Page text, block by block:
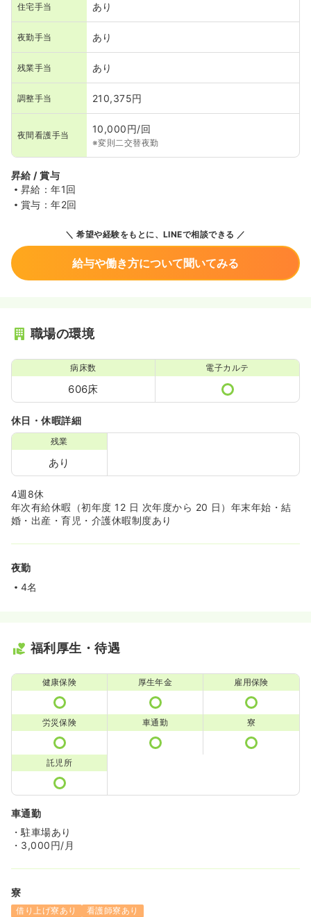
住宅手当 あり
夜勤手当 あり
残業手当 あり
調整手当 210,375円
夜間看護手当
10,000円/回
※変則二交替夜勤
昇給 / 賞与
昇給：年1回
賞与：年2回
希望や経験をもとに、LINEで相談できる
給与や働き方について聞いてみる
職場の環境
病床数
606床
電子カルテ
休日・休暇詳細
残業
あり
4週8休
年次有給休暇（初年度 12 日 次年度から 20 日）年末年始・結
婚・出産・育児・介護休暇制度あり
夜勤
4名
福利厚生・待遇
健康保険 厚生年金 雇用保険
労災保険 車通勤 寮
託児所
車通勤
・駐車場あり
・3,000円/月
寮
借り上げ寮あり 看護師寮あり